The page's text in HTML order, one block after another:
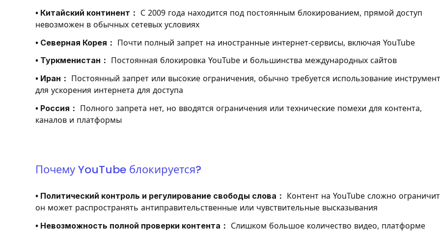
• Китайский континент： С 2009 года находится под постоянным блокированием, прямой доступ
невозможен в обычных сетевых условиях
• Северная Корея： Почти полный запрет на иностранные интернет-сервисы, включая YouTube
• Туркменистан： Постоянная блокировка YouTube и большинства международных сайтов
• Иран： Постоянный запрет или высокие ограничения, обычно требуется использование
для ускорения интернета для доступа
• Россия： Полного запрета нет, но вводятся ограничения или технические помехи для контента,
каналов и платформы
Почему YouTube блокируется?
• Политический контроль и регулирование свободы слова： Контент на YouTube сложно
он может распространять антиправительственные или чувствительные высказывания
• Невозможность полной проверки контента： Слишком большое количество видео, платформе